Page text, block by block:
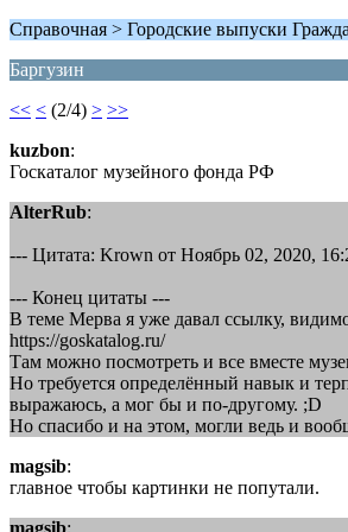
Справочная > Городские выпуски
Баргузин
<< < (2/4) > >>
kuzbon:
Госкаталог музейного фонда РФ
AlterRub:
--- Цитата: Krown от Ноябрь 02, 2020,
--- Конец цитаты ---
В теме Мерва я уже давал ссылку,
https://goskatalog.ru/
Там можно посмотреть и все вместе
Но требуется определённый навык и
выражаюсь, а мог бы и по-другому. ;D
Но спасибо и на этом, могли ведь и
magsib:
главное чтобы картинки не попутали.
magsib: